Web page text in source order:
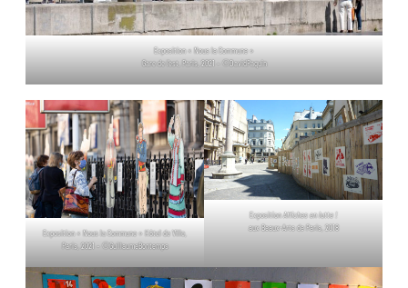
Exposition « Nous la Commune »
Gare de l’est, Paris, 2021 – ©DavidPaquin
Exposition « Nous la Commune » Hôtel de Ville,
Paris, 2021 – ©GuillaumeBontemps
ExpositionAffiches en lutte !
aux Beaux-Arts de Paris, 2018